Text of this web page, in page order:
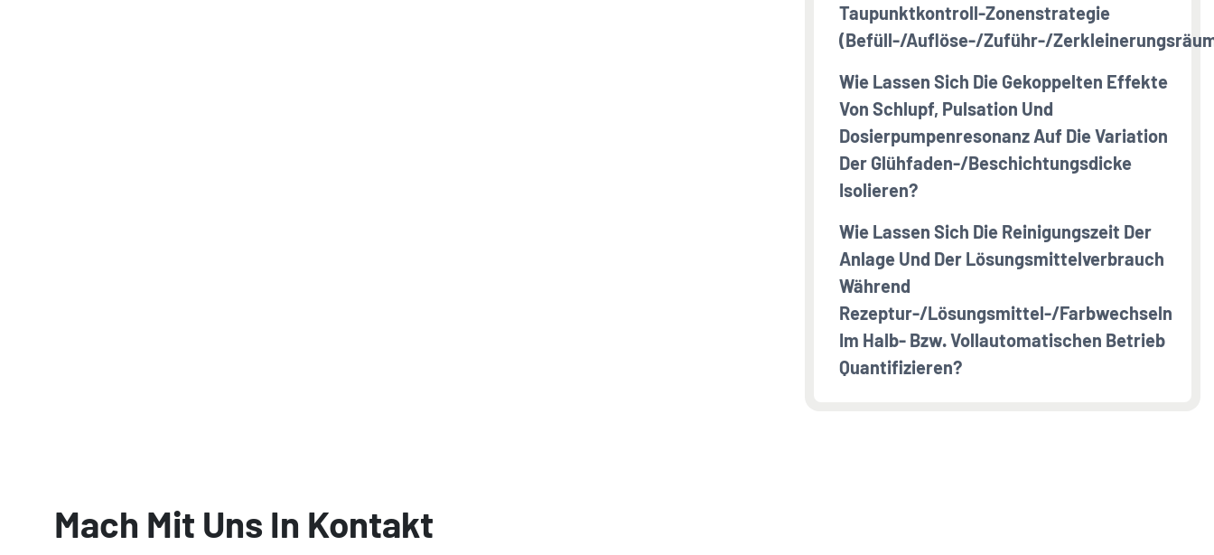
Taupunktkontroll-Zonenstrategie
(Befüll-/Auflöse-/Zuführ-/
Wie Lassen Sich Die Gekoppelten Effekte
Von Schlupf, Pulsation Und
Dosierpumpenresonanz Auf Die Variation
Der Glühfaden-/Beschichtungsdicke
Isolieren?
Wie Lassen Sich Die Reinigungszeit Der
Anlage Und Der Lösungsmittelverbrauch
Während
Rezeptur-/Lösungsmittel-/Farbwechseln
Im Halb- Bzw. Vollautomatischen Betrieb
Quantifizieren?
Mach Mit Uns In Kontakt